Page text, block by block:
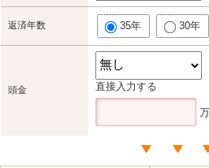
返済年数 35年 30年
頭金 直接入力する